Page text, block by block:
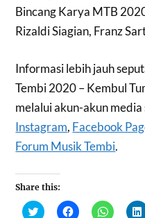
Bincang Karya MTB
Rizaldi Siagian, Franz
Informasi lebih jauh
Tembi 2020 – Kembul
melalui akun-akun
Instagram, Facebook
Forum Musik Tembi.
Share this:
Click Click Click